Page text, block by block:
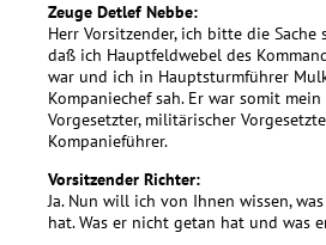
Zeuge Detlef Nebbe:
Herr Vorsitzender, ich bitte die Sache
daß ich Hauptfeldwebel des
war und ich in Hauptsturmführer
Kompaniechef sah. Er war somit mein
Vorgesetzter, militärischer
Kompanieführer.
Vorsitzender Richter:
Ja. Nun will ich von Ihnen wissen,
hat. Was er nicht getan hat und was